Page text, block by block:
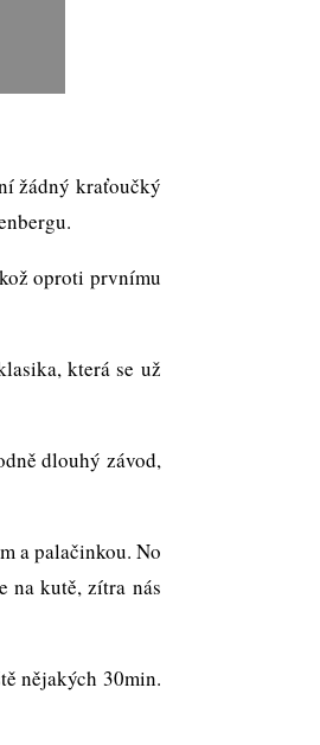
žádný kraťoučký
oproti prvnímu
která se už
dlouhý závod,
a palačinkou. No
na kutě, zítra nás
nějakých 30min.